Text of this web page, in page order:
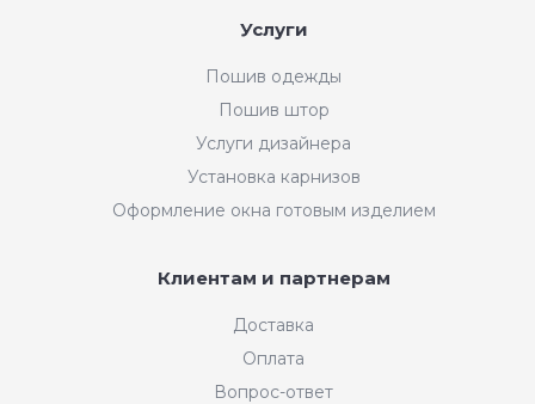
Услуги
Пошив одежды
Пошив штор
Услуги дизайнера
Установка карнизов
Оформление окна готовым изделием
Клиентам и партнерам
Доставка
Оплата
Вопрос-ответ